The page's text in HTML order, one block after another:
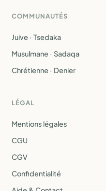
COMMUNAUTÉS
Juive · Tsedaka
Musulmane · Sadaqa
Chrétienne · Denier
LÉGAL
Mentions légales
CGU
CGV
Confidentialité